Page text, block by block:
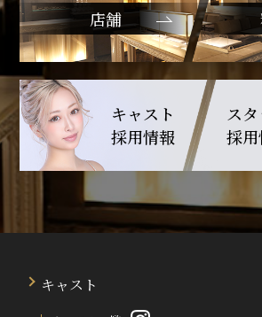
店舗
キャスト
採用情報
ス
採
キャスト